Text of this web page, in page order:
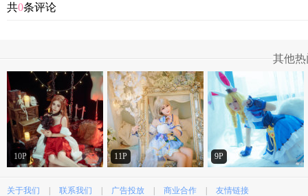
共0条评论
其他
10P 11P 9P
关于我们 | 联系我们 | 广告投放 | 商业合作 | 友情链接